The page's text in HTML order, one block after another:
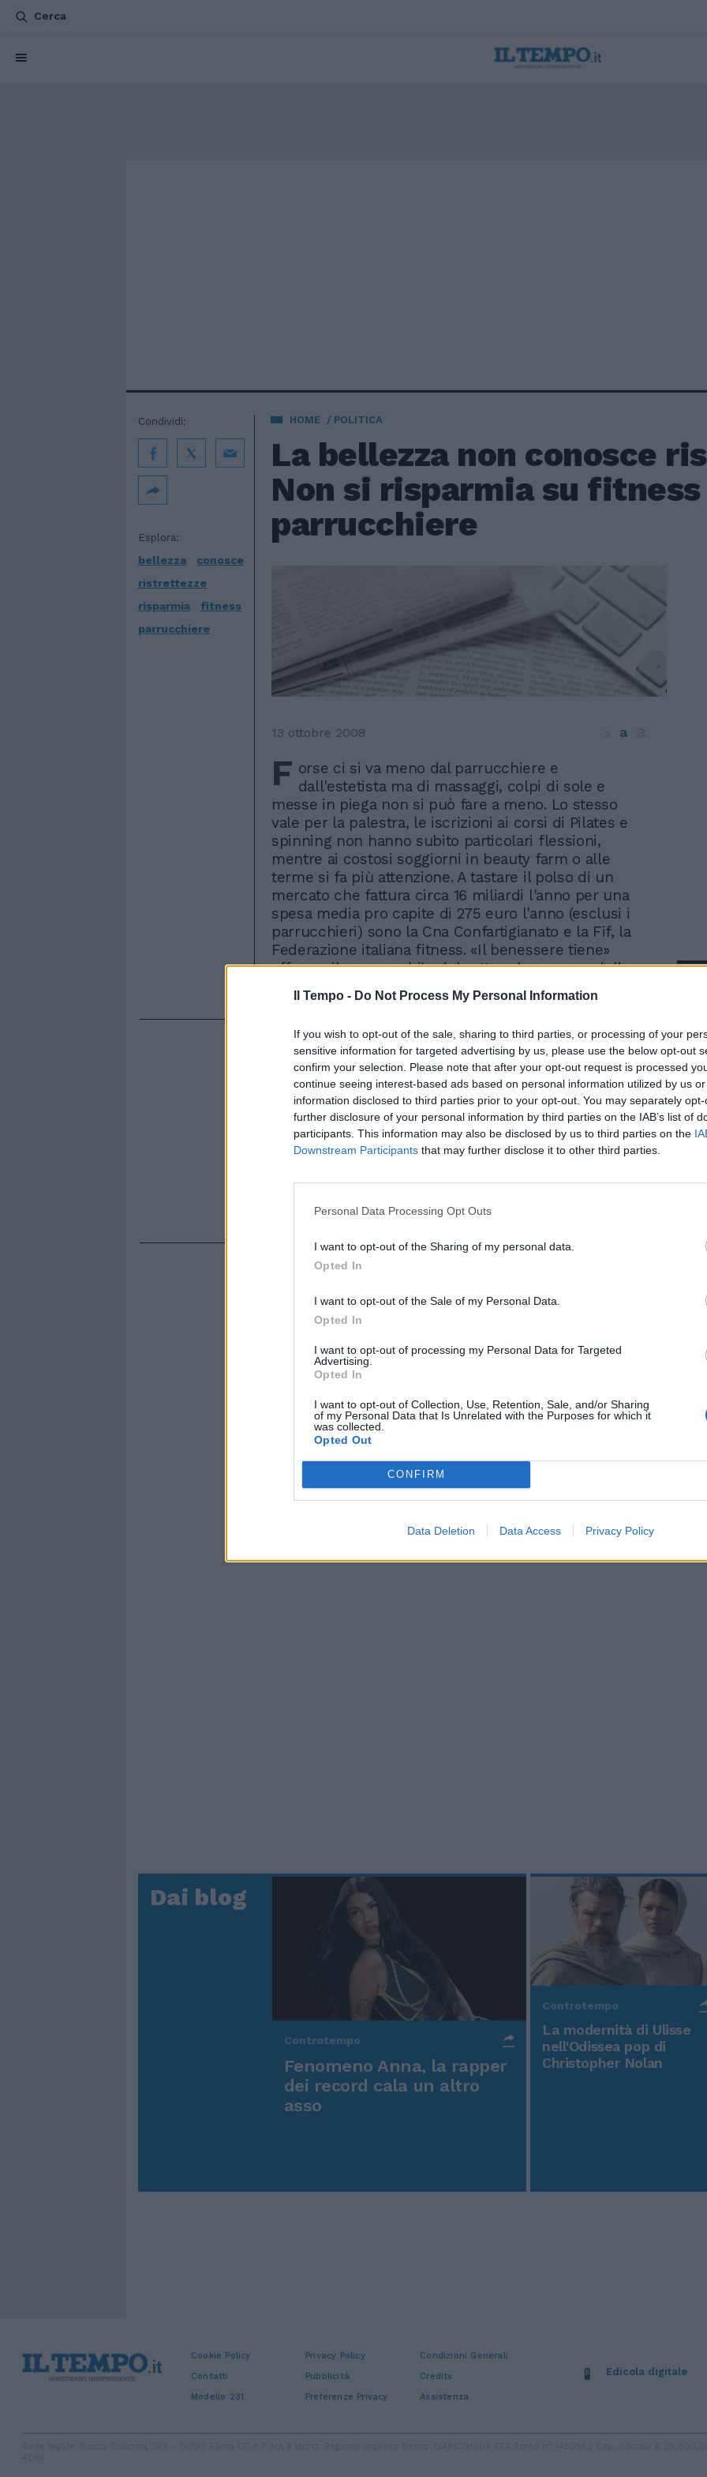
Il Tempo - Do Not Process My Personal Information
If you wish to opt-out of the sale, sharing to third parties, or processing of your
sensitive information for targeted advertising by us, please use the below opt-out
confirm your selection. Please note that after your opt-out request is processed
continue seeing interest-based ads based on personal information utilized by us
information disclosed to third parties prior to your opt-out. You may separately
further disclosure of your personal information by third parties on the IAB’s list of
participants. This information may also be disclosed by us to third parties on the
Downstream Participants that may further disclose it to other third parties.
Personal Data Processing Opt Outs
I want to opt-out of the Sharing of my personal data.
Opted In
I want to opt-out of the Sale of my Personal Data.
Opted In
I want to opt-out of processing my Personal Data for Targeted
Advertising.
Opted In
I want to opt-out of Collection, Use, Retention, Sale, and/or Sharing
of my Personal Data that Is Unrelated with the Purposes for which it
was collected.
Opted Out
CONFIRM
Data Deletion Data Access Privacy Policy
Cerca
HOME POLITICA
La bellezza non conosce
Non si risparmia su fitness
parrucchiere
Esplora:
bellezza
conosce
ristrettezze
risparmia
fitness
parrucchiere
Condividi:
13 ottobre 2008 a
F orse ci si va meno dal parrucchiere e
dall'estetista ma di massaggi, colpi di sole e
messe in piega non si può fare a meno. Lo stesso
vale per la palestra, le iscrizioni ai corsi di Pilates e
spinning non hanno subito particolari flessioni,
mentre ai costosi soggiorni in beauty farm o alle
terme si fa più attenzione. A tastare il polso di un
mercato che fattura circa 16 miliardi l'anno per una
spesa media pro capite di 275 euro l'anno (esclusi i
parrucchieri) sono la Cna Confartigianato e la Fif, la
Federazione italiana fitness. «Il benessere tiene»
afferma il responsabile del settore benessere della
Cna Confartigianato Danilo Garone.
Rudy Giuliani a Come States?
Trump, Meloni e la strategia
americana
Dai blog
Controtempo
Fenomeno Anna, la rapper
dei record cala un altro
asso
Controtempo
La modernità di Ulisse
nell'Odissea pop di
Christopher Nolan
Cookie Policy Privacy Policy
Condizioni Generali
Contatti
Pubblicità
Credits
Modello 231
Preferenze Privacy Assistenza
Edicola digitale